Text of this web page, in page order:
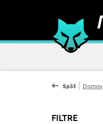
Späť Domov
FILTRE